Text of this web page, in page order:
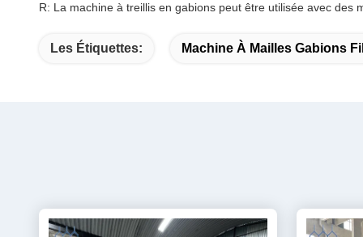
R: La machine à treillis en gabions peut être utilisée avec
Les Étiquettes: Machine À Mailles Gabions